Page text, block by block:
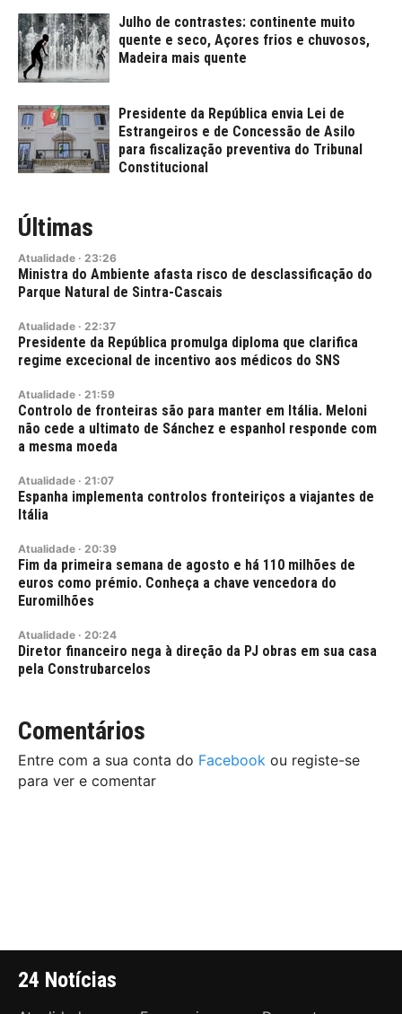
Julho de contrastes: continente muito
quente e seco, Açores frios e chuvosos,
Madeira mais quente
Presidente da República envia Lei de
Estrangeiros e de Concessão de Asilo
para fiscalização preventiva do Tribunal
Constitucional
Últimas
Atualidade · 23:26
Ministra do Ambiente afasta risco de desclassificação do
Parque Natural de Sintra-Cascais
Atualidade · 22:37
Presidente da República promulga diploma que clarifica
regime excecional de incentivo aos médicos do SNS
Atualidade · 21:59
Controlo de fronteiras são para manter em Itália. Meloni
não cede a ultimato de Sánchez e espanhol responde com
a mesma moeda
Atualidade · 21:07
Espanha implementa controlos fronteiriços a viajantes de
Itália
Atualidade · 20:39
Fim da primeira semana de agosto e há 110 milhões de
euros como prémio. Conheça a chave vencedora do
Euromilhões
Atualidade · 20:24
Diretor financeiro nega à direção da PJ obras em sua casa
pela Construbarcelos
Comentários
Entre com a sua conta do Facebook ou registe-se
para ver e comentar
24 Notícias